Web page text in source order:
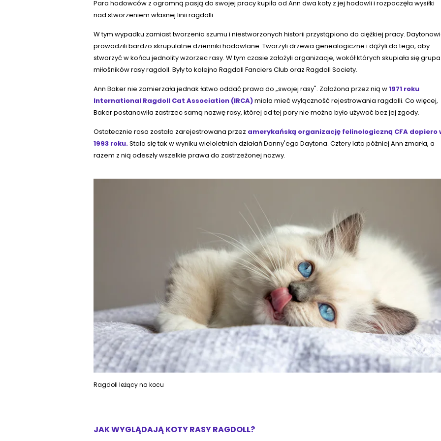
Para hodowców z ogromną pasją do swojej pracy kupiła od Ann dwa koty z jej hodowli i rozpoczęła wysiłki
nad stworzeniem własnej linii ragdolli.
W tym wypadku zamiast tworzenia szumu i niestworzonych historii przystąpiono do ciężkiej pracy.
prowadzili bardzo skrupulatne dzienniki hodowlane. Tworzyli drzewa genealogiczne i dążyli do tego, aby
stworzyć w końcu jednolity wzorzec rasy. W tym czasie założyli organizacje, wokół których skupiała się grupa
miłośników rasy ragdoll. Były to kolejno Ragdoll Fanciers Club oraz Ragdoll Society.
Ann Baker nie zamierzała jednak łatwo oddać prawa do „swojej rasy". Założona przez nią w1971 roku
International Ragdoll Cat Association (IRCA)miała mieć wyłączność rejestrowania ragdolli. Co więcej,
Baker postanowiła zastrzec samą nazwę rasy, której od tej pory nie można było używać bez jej zgody.
Ostatecznie rasa została zarejestrowana przez amerykańską organizację felinologiczną CFA dopiero
1993 roku.Stało się tak w wyniku wieloletnich działań Danny'ego Daytona. Cztery lata później Ann zmarła, a
razem z nią odeszły wszelkie prawa do zastrzeżonej nazwy.
Ragdoll leżący na kocu
JAK WYGLĄDAJĄ KOTY RASY RAGDOLL?